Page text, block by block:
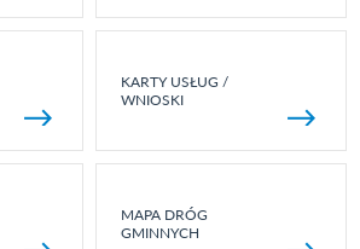
KARTY USŁUG /
WNIOSKI
MAPA DRÓG
GMINNYCH